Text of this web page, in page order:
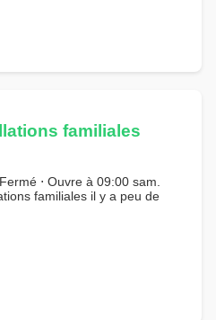
familiales
⋅ Ouvre à 09:00 sam.
familiales il y a peu de